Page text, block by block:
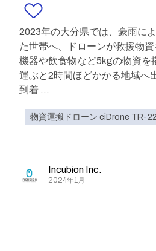
2023年の大分県では、豪雨に
た世帯へ、ドローンが救援物
機器や飲食物など5kgの物資を
運ぶと2時間ほどかかる地域へ
到着 ...
物資運搬ドローン ciDrone TR-22
Incubion Inc.
2024年1月